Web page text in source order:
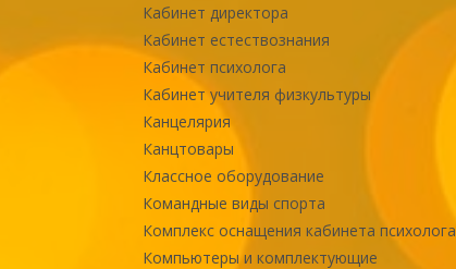
Кабинет директора
Кабинет естествознания
Кабинет психолога
Кабинет учителя физкультуры
Канцелярия
Канцтовары
Классное оборудование
Командные виды спорта
Комплекс оснащения кабинета психолога
Компьютеры и комплектующие